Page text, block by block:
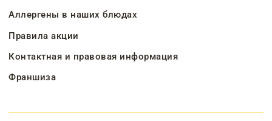
Аллергены в наших блюдах
Правила акции
Контактная и правовая информация
Франшиза